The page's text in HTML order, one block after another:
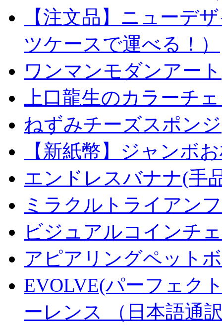
【注文品】ニューデ
ツケースで運べる！）
ワンマンモダンアート
上口龍生のカラーチ
ねずみチーズスポンジ
【新紙幣】ジャンボ
エンドレスバナナ(手
ミラクルトライアン
ビジュアルコインチ
アピアリングペット
EVOLVE(パーフェク
ーレンス （日本語通